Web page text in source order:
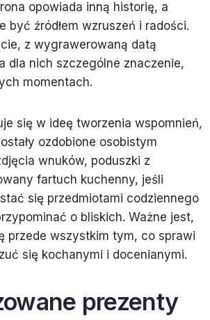
opowiada inną historię, a
być źródłem wzruszeń i radości.
z wygrawerowaną datą
dla nich szczególne znaczenie,
momentach.
się w ideę tworzenia wspomnień,
ozdobione osobistym
wnuków, poduszki z
fartuch kuchenny, jeśli
się przedmiotami codziennego
o bliskich. Ważne jest,
przede wszystkim tym, co sprawi
się kochanymi i docenianymi.
prezenty